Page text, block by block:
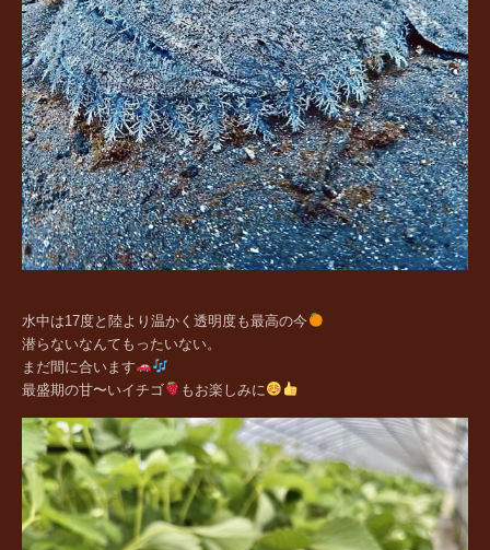
水中は17度と陸より温かく透明度も最高の今
潜らないなんてもったいない。
まだ間に合います
最盛期の甘〜いイチゴ
もお楽しみに